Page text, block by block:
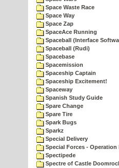
Space Waste Race
Space Way
Space Zap
SpaceAce Running
Spaceball (Interface
Spaceball (Rudi)
Spacebase
Spacemission
Spaceship Captain
Spaceship Excitement!
Spaceway
Spanish Study Guide
Spare Change
Spare Tire
Spark Bugs
Sparkz
Special Delivery
Special Forces - Operation
Spectipede
Spectre of Castle